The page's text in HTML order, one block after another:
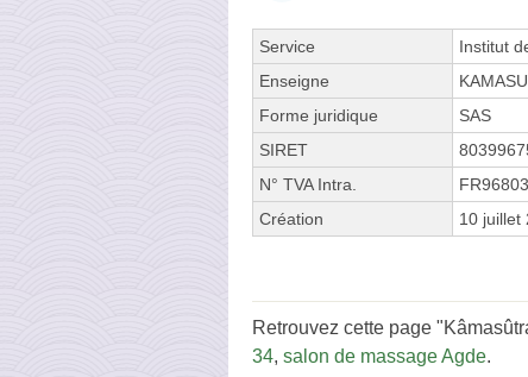
Service
Institut
Enseigne
Forme juridique
SAS
SIRET
N° TVA Intra.
Création
10 juillet
Retrouvez cette page
34, salon de massage Agde.